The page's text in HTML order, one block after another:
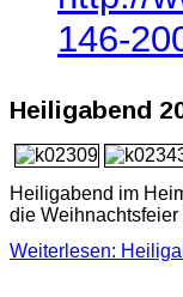
146-
Heiligabend
Heiligabend im
die
Weiterlesen: